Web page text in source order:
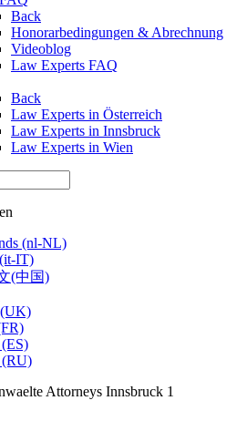
Back
Honorarbedingungen & Abrechnung
Videoblog
Law Experts FAQ
Back
Law Experts in Österreich
Law Experts in Innsbruck
Law Experts in Wien